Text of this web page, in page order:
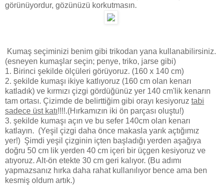
görünüyordur, gözünüzü korkutmasın.
Kumaş seçiminizi benim gibi trikodan yana kullanabilirsiniz.
(esneyen kumaşlar seçin; penye, triko, jarse gibi)
1. Birinci şekilde ölçüleri görüyoruz. (160 x 140 cm)
2. şekilde kumaşı ikiye katlıyoruz (160 cm olan kenarı
katladık) ve kırmızı çizgi gördüğünüz yer 140 cm'lik kenarın
tam ortası. Çizimde de belirttiğim gibi orayı kesiyoruz tabi
sadece üst katı!!!!.(Hırkamızın iki ön parçası oluştu!)
3. şekilde kumaşı açın ve bu sefer 140cm olan kenarı
katlayın. (Yeşil çizgi daha önce makasla yarık açtığımız
yer!) Şimdi yeşil çizginin içten başladığı yerden aşağıya
doğru 50 cm lik yerden 40 cm içeri bir üçgen kesiyoruz ve
atıyoruz. Alt-ön etekte 30 cm geri kalıyor. (Bu adımı
yapmazsanız hırka daha rahat kullanılıyor bence ama ben
kesmiş oldum artık.)